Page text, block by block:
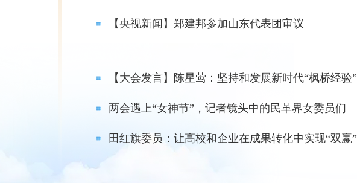
【央视新闻】郑建邦参加山东代表团审议
两会遇上“女神节”，记者镜头中的民革界女委员们
田红旗委员：让高校和企业在成果转化中实现“双赢”